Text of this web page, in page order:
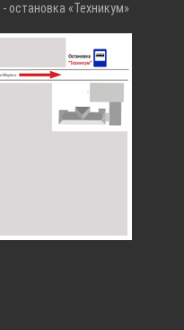
остановка «Техникум»